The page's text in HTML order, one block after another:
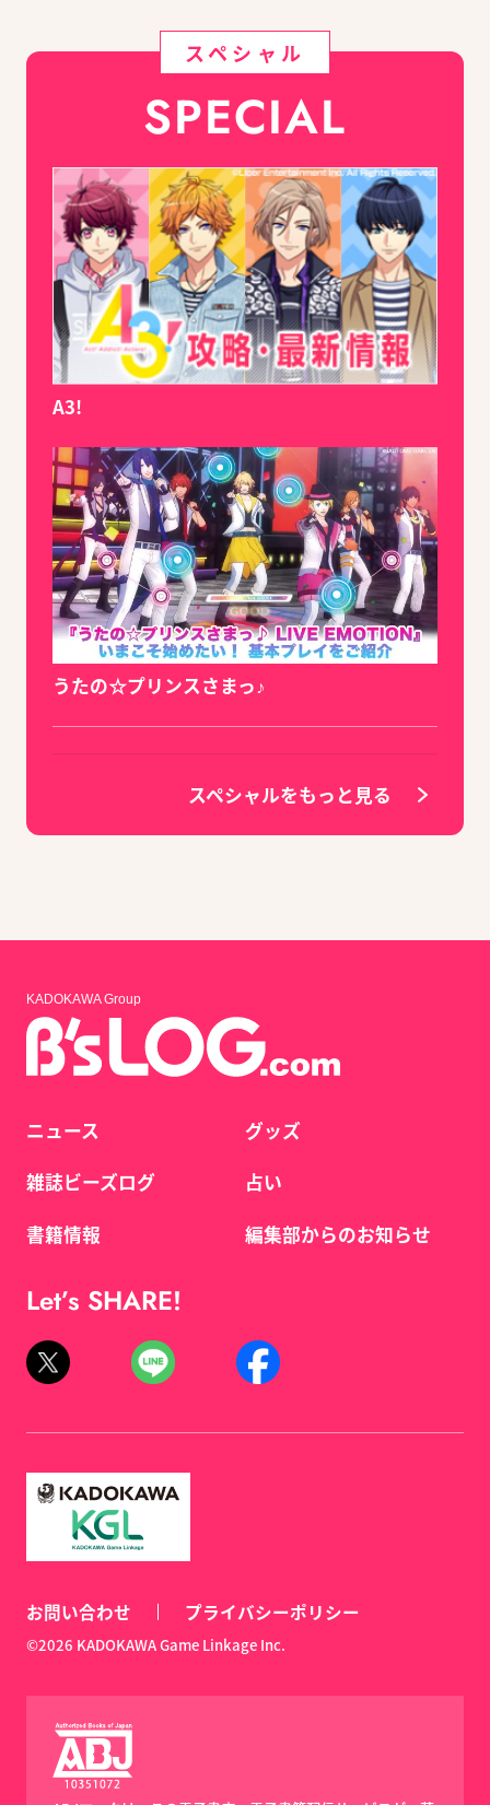
スペシャル
SPECIAL
A3!
うたの☆プリンスさまっ♪
スペシャルをもっと見る
KADOKAWA Group
ニュース
雑誌ビーズログ
書籍情報
グッズ
占い
編集部からのお知らせ
Let’s SHARE!
お問い合わせ プライバシーポリシー
©2026 KADOKAWA Game Linkage Inc.